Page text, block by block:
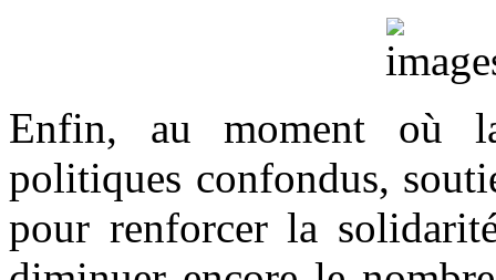
Enfin, au moment où
politiques confondus,
pour renforcer la